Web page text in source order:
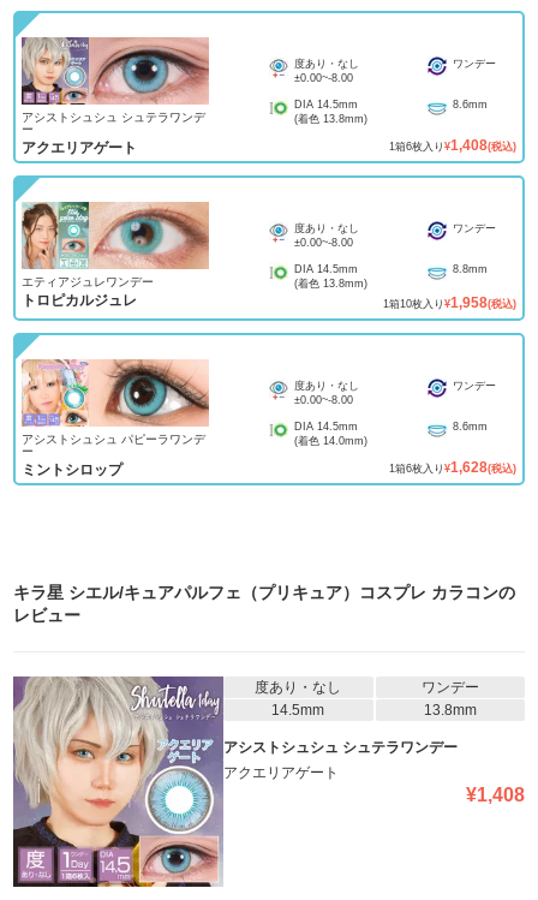
アシストシュシュ シュテラワンデ
ー
アクエリアゲート
度あり・なし
±0.00~-8.00
ワンデー
DIA 14.5mm
(着色 13.8mm)
8.6mm
1箱6枚入り ¥1,408(税込)
エティアジュレワンデー
トロピカルジュレ
度あり・なし
±0.00~-8.00
ワンデー
DIA 14.5mm
(着色 13.8mm)
8.8mm
1箱10枚入り ¥1,958(税込)
アシストシュシュ パピーラワンデ
ー
ミントシロップ
度あり・なし
±0.00~-8.00
ワンデー
DIA 14.5mm
(着色 14.0mm)
8.6mm
1箱6枚入り ¥1,628(税込)
キラ星 シエル/キュアパルフェ（プリキュア）コスプレ カラコンの
レビュー
度あり・なし
ワンデー
14.5mm
13.8mm
アシストシュシュ シュテラワンデー
アクエリアゲート
¥1,408